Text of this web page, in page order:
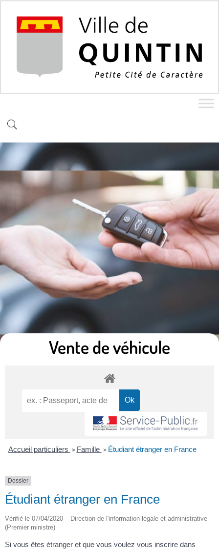
Vente de véhicule
Accueil particuliers > Famille > Étudiant étranger en France
Dossier
Étudiant étranger en France
Vérifié le 07/04/2020 – Direction de l'information légale et administrative
(Premier ministre)
Si vous êtes étranger et que vous voulez vous inscrire dans